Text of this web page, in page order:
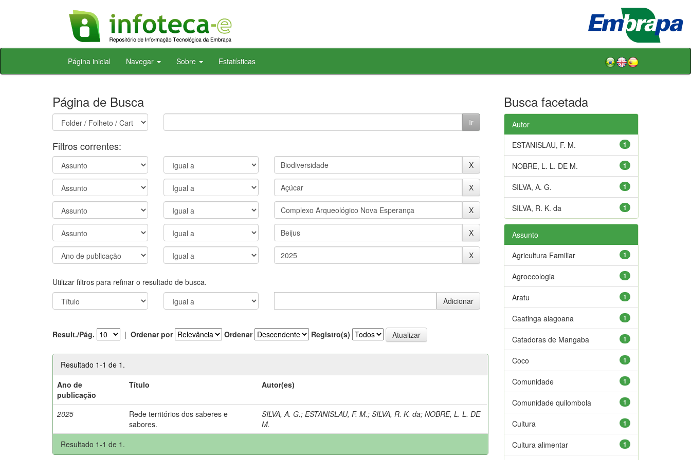
Skip
Página inicial Navegar Sobre Estatísticas
Página de Busca
Filtros correntes:
Utilizar filtros para refinar o resultado de busca.
Result./Pág. | Ordenar por Ordenar Registro(s)
Resultado 1-1 de 1.
Ano de
publicação
Título Autor(es)
2025
Rede territórios dos saberes e
sabores.
SILVA, A. G.;ESTANISLAU, F. M.;SILVA, R. K. da;NOBRE, L. L. DE
M.
Resultado 1-1 de 1.
Busca facetada
Autor
1
ESTANISLAU, F. M.
1
NOBRE, L. L. DE M.
1
SILVA, A. G.
1
SILVA, R. K. da
Assunto
1
Agricultura Familiar
1
Agroecologia
1
Aratu
1
Caatinga alagoana
1
Catadoras de Mangaba
1
Coco
1
Comunidade
1
Comunidade quilombola
1
Cultura
1
Cultura alimentar